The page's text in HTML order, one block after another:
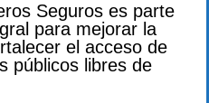
Seguros es parte
para mejorar la
el acceso de
públicos libres de